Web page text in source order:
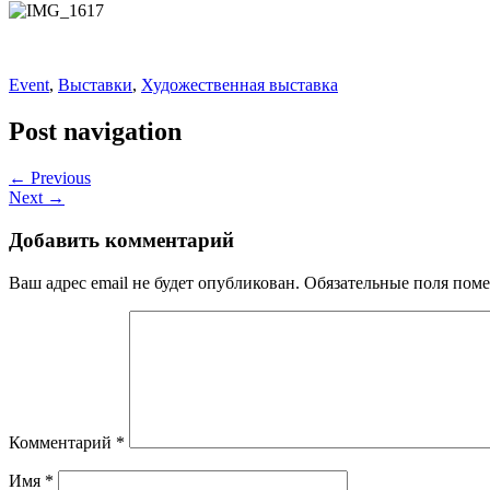
Event, Выставки, Художественная выставка
Post navigation
← Previous
Next →
Добавить комментарий
Ваш адрес email не будет опубликован. Обязательные поля
Комментарий *
Имя *